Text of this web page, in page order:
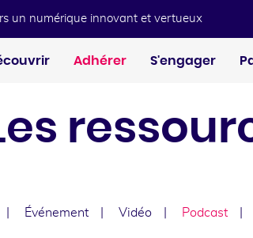
un numérique innovant et vertueux
Adhérer S'engager
Événement Vidéo Podcast